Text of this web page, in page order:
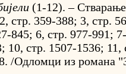
(1-12). –
стр. 359-388; 3, стр.
845; 6, стр. 977-991;
10, стр. 1507-1536; 11,
/Одломци из романа